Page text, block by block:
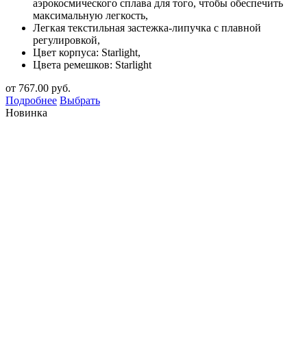
аэрокосмического сплава для того, чтобы обеспечить
максимальную легкость,
Легкая текстильная застежка-липучка с плавной
регулировкой,
Цвет корпуса: Starlight,
Цвета ремешков: Starlight
от 767.00 руб.
Подробнее Выбрать
Новинка